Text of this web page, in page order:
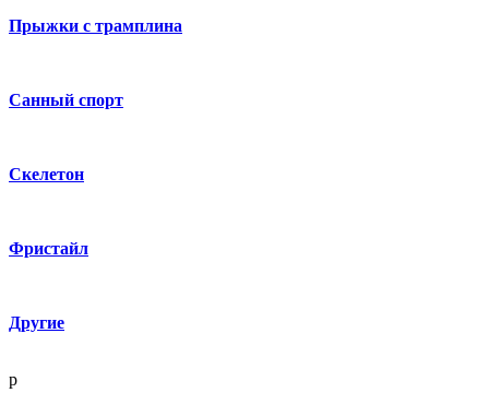
Прыжки с трамплина
Санный спорт
Скелетон
Фристайл
Другие
p